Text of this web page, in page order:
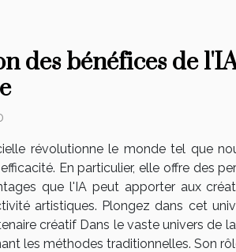
des bénéfices de
révolutionne le monde tel que
En particulier, elle offre des
que l'IA peut apporter aux
artistiques. Plongez dans cet
créatif Dans le vaste univers de
les méthodes traditionnelles. Son